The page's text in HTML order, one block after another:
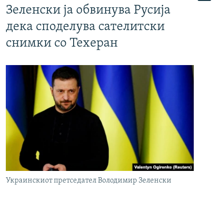
Зеленски ја обвинува Русија
дека споделува сателитски
снимки со Техеран
Украинскиот претседател Володимир Зеленски